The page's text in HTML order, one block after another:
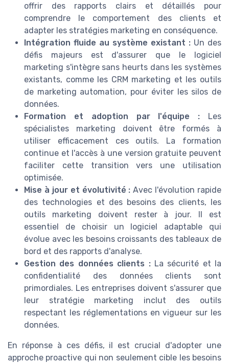
offrir des rapports clairs et détaillés pour
comprendre le comportement des clients et
adapter les stratégies marketing en conséquence.
Intégration fluide au système existant : Un des
défis majeurs est d'assurer que le logiciel
marketing s'intègre sans heurts dans les systèmes
existants, comme les CRM marketing et les outils
de marketing automation, pour éviter les silos de
données.
Formation et adoption par l'équipe : Les
spécialistes marketing doivent être formés à
utiliser efficacement ces outils. La formation
continue et l'accès à une version gratuite peuvent
faciliter cette transition vers une utilisation
optimisée.
Mise à jour et évolutivité : Avec l'évolution rapide
des technologies et des besoins des clients, les
outils marketing doivent rester à jour. Il est
essentiel de choisir un logiciel adaptable qui
évolue avec les besoins croissants des tableaux de
bord et des rapports d'analyse.
Gestion des données clients :La sécurité et la
confidentialité des données clients sont
primordiales. Les entreprises doivent s'assurer que
leur stratégie marketing inclut des outils
respectant les réglementations en vigueur sur les
données.
En réponse à ces défis, il est crucial d'adopter une
approche proactive qui non seulement cible les besoins